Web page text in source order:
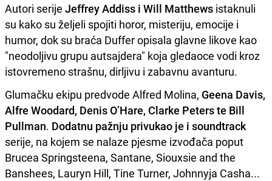
Autori serije Jeffrey Addiss i Will Matthews istaknuli
su kako su željeli spojiti horor, misteriju, emocije i
humor, dok su braća Duffer opisala glavne likove kao
"neodoljivu grupu autsajdera" koja gledaoce vodi kroz
istovremeno strašnu, dirljivu i zabavnu avanturu.
Glumačku ekipu predvode Alfred Molina, Geena Davis,
Alfre Woodard, Denis O’Hare, Clarke Peters te Bill
Pullman. Dodatnu pažnju privukao je i soundtrack
serije, na kojem se nalaze pjesme izvođača poput
Brucea Springsteena, Santane, Siouxsie and the
Banshees, Lauryn Hill, Tine Turner, Johnnyja Casha...